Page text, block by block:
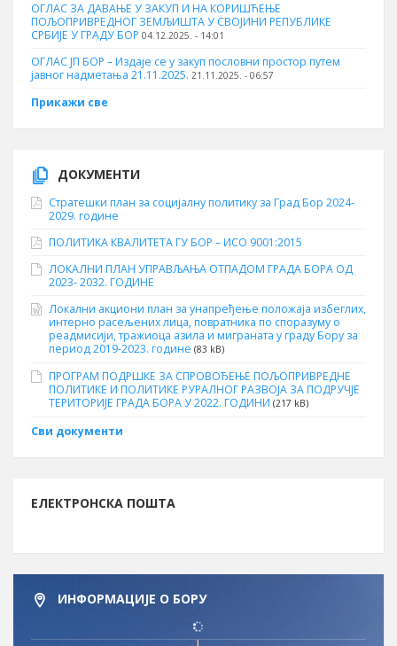
ОГЛАС ЗА ДАВАЊЕ У ЗАКУП И НА КОРИШЋЕЊЕ
ПОЉОПРИВРЕДНОГ ЗЕМЉИШТА У СВОЈИНИ РЕПУБЛИКЕ
СРБИЈЕ У ГРАДУ БОР 04.12.2025. - 14:01
ОГЛАС ЈП БОР – Издаје се у закуп пословни простор путем
јавног надметања 21.11.2025. 21.11.2025. - 06:57
Прикажи све
ДОКУМЕНТИ
Стратешки план за социјалну политику за Град Бор 2024-
2029. године
ПОЛИТИКА КВАЛИТЕТА ГУ БОР – ИСО 9001:2015
ЛОКАЛНИ ПЛАН УПРАВЉАЊА ОТПАДОМ ГРАДА БОРА ОД
2023- 2032. ГОДИНЕ
Локални акциони план за унапређење положаја избеглих,
интерно расељених лица, повратника по споразуму о
реадмисији, тражиоца азила и миграната у граду Бору за
период 2019-2023. године (83 kB)
ПРОГРАМ ПОДРШКЕ ЗА СПРОВОЂЕЊЕ ПОЉОПРИВРЕДНЕ
ПОЛИТИКЕ И ПОЛИТИКЕ РУРАЛНОГ РАЗВОЈА ЗА ПОДРУЧЈЕ
ТЕРИТОРИЈЕ ГРАДА БОРА У 2022. ГОДИНИ (217 kB)
Сви документи
ЕЛЕКТРОНСКА ПОШТА
ИНФОРМАЦИЈЕ О БОРУ